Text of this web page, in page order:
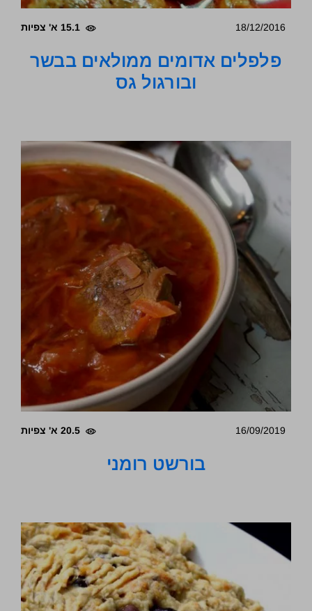
18/12/2016 15.1 א' צפיות
פלפלים אדומים ממולאים בבשר
ובורגול גס
16/09/2019 20.5 א' צפיות
בורשט רומני